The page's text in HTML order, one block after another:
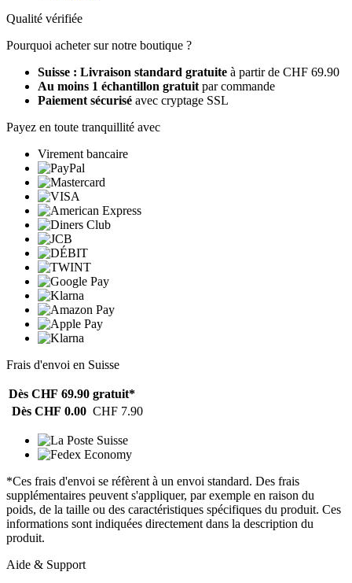
Qualité vérifiée
Pourquoi acheter sur notre boutique ?
Suisse : Livraison standard gratuite à partir de CHF 69.90
Au moins 1 échantillon gratuit par commande
Paiement sécurisé avec cryptage SSL
Payez en toute tranquillité avec
Virement bancaire
Frais d'envoi en Suisse
Dès CHF 69.90 gratuit*
Dès CHF 0.00 CHF 7.90
*Ces frais d'envoi se réfèrent à un envoi standard. Des frais
supplémentaires peuvent s'appliquer, par exemple en raison du
poids, de la taille ou des caractéristiques spécifiques du produit. Ces
informations sont indiquées directement dans la description du
produit.
Aide & Support